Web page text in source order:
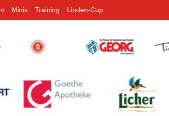
Minis Training Linden-Cup